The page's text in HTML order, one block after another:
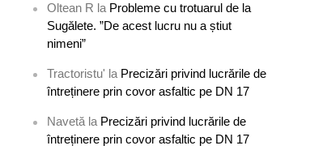
Oltean R la Probleme cu trotuarul de la
Sugălete. ”De acest lucru nu a știut
nimeni”
Tractoristu' la Precizări privind lucrările de
întreținere prin covor asfaltic pe DN 17
Navetă la Precizări privind lucrările de
întreținere prin covor asfaltic pe DN 17